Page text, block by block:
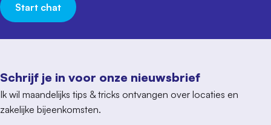
Schrijf je in voor onze nieuwsbrief
Ik wil maandelijks tips & tricks ontvangen over locaties en
zakelijke bijeenkomsten.
Start chat